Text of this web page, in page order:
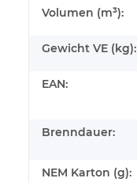
Volumen (m³):
Gewicht VE (kg):
EAN:
Brenndauer:
NEM Karton (g):